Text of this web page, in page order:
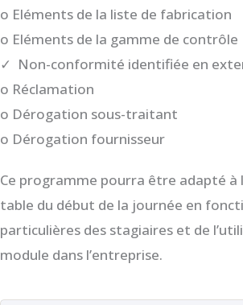
o Eléments de la liste de fabrication
o Eléments de la gamme de contrôle
✓ Non-conformité identifiée en
o Réclamation
o Dérogation sous-traitant
o Dérogation fournisseur
Ce programme pourra être adapté à
table du début de la journée en
particulières des stagiaires et de
module dans l’entreprise.